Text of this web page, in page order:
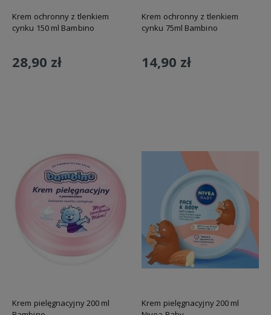
Krem ochronny z tlenkiem
cynku 150 ml Bambino
28,90 zł
Krem ochronny z tlenkiem
cynku 75ml Bambino
14,90 zł
Krem pielęgnacyjny 200 ml
Krem pielęgnacyjny 200 ml